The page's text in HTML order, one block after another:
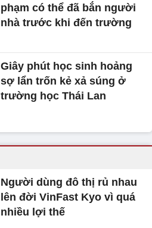
phạm có thể đã bắn người
nhà trước khi đến trường
Giây phút học sinh hoảng
sợ lẩn trốn kẻ xả súng ở
trường học Thái Lan
Người dùng đô thị rủ nhau
lên đời VinFast Kyo vì quá
nhiều lợi thế